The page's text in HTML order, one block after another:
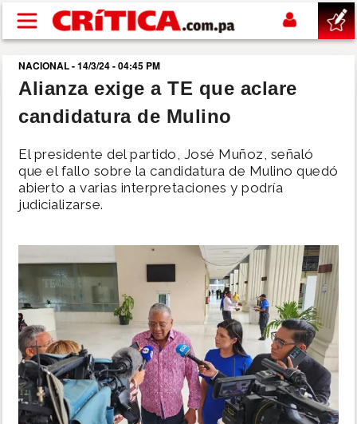
Pasar al contenido principal
buscar
SUCESOS
NACIONAL
POLÍTICA
DEPORTES
MUNDO
INSÓLITAS
NACIONAL - 14/3/24 - 04:45 PM
Alianza exige a TE que aclare
candidatura de Mulino
El presidente del partido, José Muñoz, señaló
que el fallo sobre la candidatura de Mulino quedó
abierto a varias interpretaciones y podría
judicializarse.